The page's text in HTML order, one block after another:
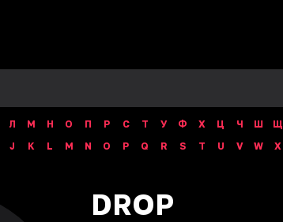
Л М Н О П Р С Т У Ф Х Ц Ч Ш Щ
J K L M N O P Q R S T U V W X
DROP